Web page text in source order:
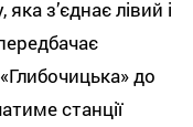
яка з’єднає лівий і
до
станції